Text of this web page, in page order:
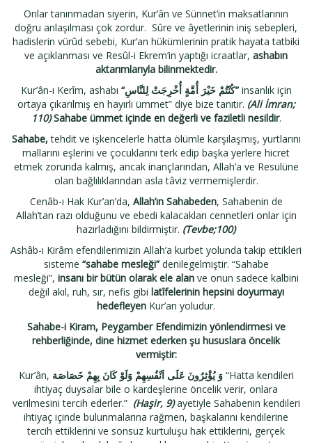
Onlar tanınmadan siyerin, Kur’ân ve Sünnet’in maksatlarının
doğru anlaşılması çok zordur. Sûre ve âyetlerinin iniş sebepleri,
hadislerin vürûd sebebi, Kur’an hükümlerinin pratik hayata tatbiki
ve açıklanması ve Resûl-i Ekrem’in yaptığı icraatlar, ashabın
aktarımlarıyla bilinmektedir.
Kur’ân-ı Kerîm, ashabı “كُنْتُمْ خَيْرَ أُمَّةٍ أُخْرِجَتْ لِلنَّاسِ”insanlık için
ortaya çıkarılmış en hayırlı ümmet” diye bize tanıtır. (Ali İmran;
110) Sahabeümmet içinde en değerli ve faziletli nesildir.
Sahabe, tehdit ve işkencelerle hatta ölümle karşılaşmış, yurtlarını
mallarını eşlerini ve çocuklarını terk edip başka yerlere hicret
etmek zorunda kalmış, ancak inançlarından, Allah’a ve Resulüne
olan bağlılıklarından asla tâviz vermemişlerdir.
Cenâb-ı Hak Kur’an’da, Allah’ın Sahabeden, Sahabenin de
Allah’tan razı olduğunu ve ebedi kalacakları cennetleri onlar için
hazırladığını bildirmiştir. (Tevbe;100)
Ashâb-ı Kirâm efendilerimizin Allah’a kurbet yolunda takip ettikleri
sisteme “sahabe mesleği”denilegelmiştir. “Sahabe
mesleği”, insanı bir bütün olarak ele alanve onun sadece kalbini
değil akıl, ruh, sır, nefis gibi latîfelerinin hepsini doyurmayı
hedefleyen Kur’an yoludur.
Sahabe-i Kiram, Peygamber Efendimizin yönlendirmesi ve
rehberliğinde, dine hizmet ederken şu hususlara öncelik
vermiştir:
Kur’ân, وَ يُؤْثِرُونَ عَلَى اَنْفُسِهِمْ وَلَوْ كَانَ بِهِمْ خَصَاصَة“Hatta kendileri
ihtiyaç duysalar bile o kardeşlerine öncelik verir, onlara
verilmesini tercih ederler.” (Haşir, 9)ayetiyle Sahabenin kendileri
ihtiyaç içinde bulunmalarına rağmen, başkalarını kendilerine
tercih ettiklerini ve sonsuz kurtuluşu hak ettiklerini, gerçek